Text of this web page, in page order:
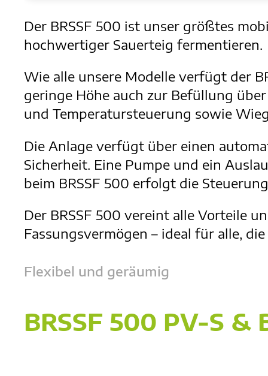
Der BRSSF 500 ist unser größtes
hochwertiger Sauerteig fermentieren.
Wie alle unsere Modelle verfügt der
geringe Höhe auch zur Befüllung
und Temperatursteuerung sowie
Die Anlage verfügt über einen
Sicherheit. Eine Pumpe und ein
beim BRSSF 500 erfolgt die
Der BRSSF 500 vereint alle Vorteile
Fassungsvermögen – ideal für alle,
Flexibel und geräumig
BRSSF 500 PV-S &